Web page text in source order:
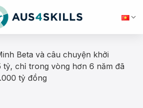
Beta và câu chuyện khởi
tỷ, chỉ trong vòng hơn 6 năm đã
tỷ đồng